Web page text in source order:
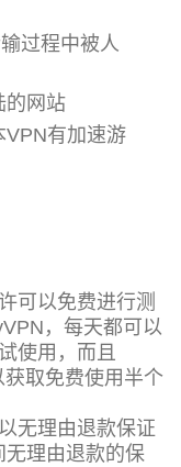
过程中被人
的网站
有加速游
可以免费进行测
，每天都可以
使用，而且
取免费使用半个
无理由退款保证
无理由退款的保